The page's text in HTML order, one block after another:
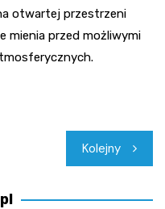
otwartej przestrzeni
mienia przed możliwymi
Kolejny